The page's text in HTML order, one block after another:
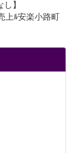
】
上ﾙ安楽小路町